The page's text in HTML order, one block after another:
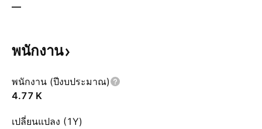
—
พนักงาน
พนักงาน (ปีงบประมาณ)
‪4.77 K‬
เปลี่ยนแปลง (1Y)